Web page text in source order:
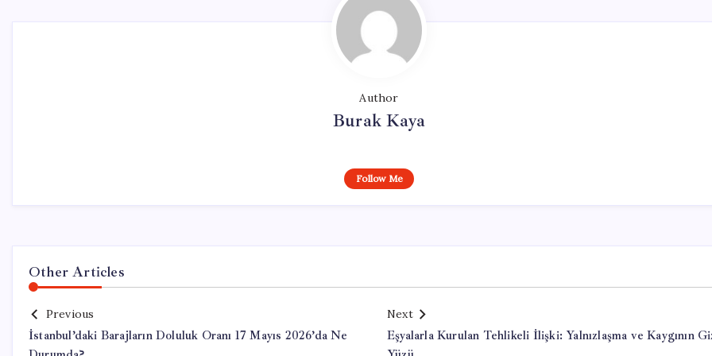
Author
Burak Kaya
Follow Me
Other Articles
Previous
İstanbul’daki Barajların Doluluk Oranı 17 Mayıs 2026’da Ne
Next
Eşyalarla Kurulan Tehlikeli İlişki: Yalnızlaşma ve Kaygının